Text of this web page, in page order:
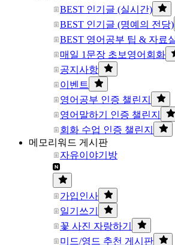
BEST 인기글 (실시간)
BEST 인기글 (명예의 전당)
BEST 영어공부 팁 & 자료
매일 1문장 초보영어회화
공지사항
이벤트
영어공부 인증 챌린지
영어말하기 인증 챌린지
회화 수업 인증 챌린지
메모리워드 게시판
자유이야기방
가입인사
일기쓰기
꽃 사진 자랑하기
미드/영드 추천 게시판